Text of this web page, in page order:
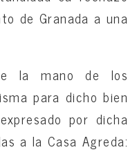
de Granada a una
la mano de los
para dicho bien
por dicha
a la Casa Agreda: